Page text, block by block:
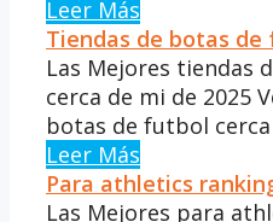
Leer Más
Tiendas de botas
Las Mejores tiendas
cerca de mi de 2025
botas de futbol cerca
Leer Más
Para athletics
Las Mejores para